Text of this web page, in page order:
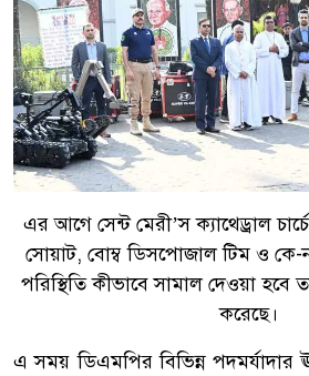
এর আগে সেন্ট মেরী’স ক্যাথেড্রাল
সোয়াট, বোম্ব ডিসপোজাল টিম ও কে-
পরিস্থিতি কীভাবে সামাল দেওয়া হবে
করেছে।
এ সময় ডিএমপির বিভিন্ন পদমর্যাদার